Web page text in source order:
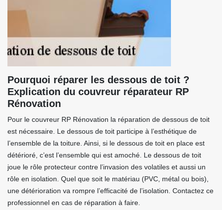
Pourquoi réparer les dessous de toit ?
Explication du couvreur réparateur RP
Rénovation
Pour le couvreur RP Rénovation la réparation de dessous de toit
est nécessaire. Le dessous de toit participe à l’esthétique de
l’ensemble de la toiture. Ainsi, si le dessous de toit en place est
détérioré, c’est l’ensemble qui est amoché. Le dessous de toit
joue le rôle protecteur contre l’invasion des volatiles et aussi un
rôle en isolation. Quel que soit le matériau (PVC, métal ou bois),
une détérioration va rompre l’efficacité de l’isolation. Contactez ce
professionnel en cas de réparation à faire.